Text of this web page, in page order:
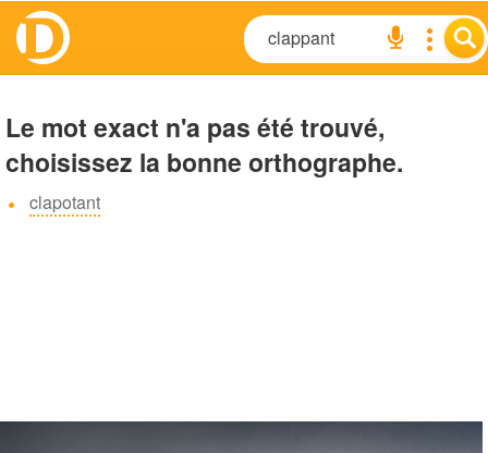
Le mot exact n'a pas été trouvé,
choisissez la bonne orthographe.
clapotant